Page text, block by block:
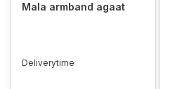
Mala armband agaat
Deliverytime